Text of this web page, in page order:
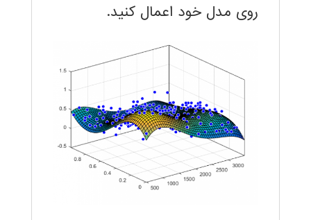
روی مدل خود اعمال کنید.